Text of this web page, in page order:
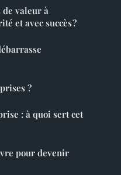
de valeur à
et avec succès ?
?
: à quoi sert cet
pour devenir